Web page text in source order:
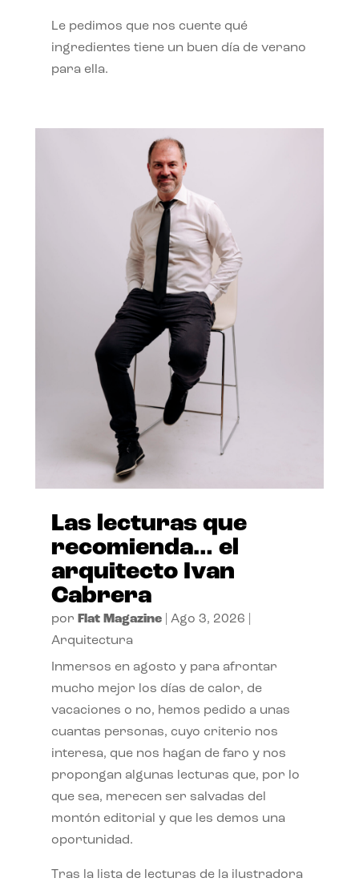
Le pedimos que nos cuente qué
ingredientes tiene un buen día de verano
para ella.
Las lecturas que
recomienda… el
arquitecto Ivan
Cabrera
por Flat Magazine| Ago 3, 2026
Arquitectura
Inmersos en agosto y para afrontar
mucho mejor los días de calor, de
vacaciones o no, hemos pedido a unas
cuantas personas, cuyo criterio nos
interesa, que nos hagan de faro y nos
propongan algunas lecturas que, por lo
que sea, merecen ser salvadas del
montón editorial y que les demos una
oportunidad.
Tras la lista de lecturas de la ilustradora